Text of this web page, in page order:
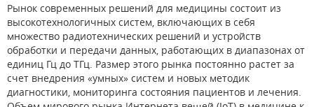
Рынок современных решений для медицины состоит из
высокотехнологичных систем, включающих в себя
множество радиотехнических решений и устройств
обработки и передачи данных, работающих в диапазонах от
единиц Гц до ТГц. Размер этого рынка постоянно растет за
счет внедрения «умных» систем и новых методик
диагностики, мониторинга состояния пациентов и лечения.